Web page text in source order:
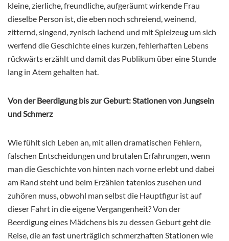
kleine, zierliche, freundliche, aufgeräumt wirkende Frau
dieselbe Person ist, die eben noch schreiend, weinend,
zitternd, singend, zynisch lachend und mit Spielzeug um sich
werfend die Geschichte eines kurzen, fehlerhaften Lebens
rückwärts erzählt und damit das Publikum über eine Stunde
lang in Atem gehalten hat.
Von der Beerdigung bis zur Geburt: Stationen von Jungsein
und Schmerz
Wie fühlt sich Leben an, mit allen dramatischen Fehlern,
falschen Entscheidungen und brutalen Erfahrungen, wenn
man die Geschichte von hinten nach vorne erlebt und dabei
am Rand steht und beim Erzählen tatenlos zusehen und
zuhören muss, obwohl man selbst die Hauptfigur ist auf
dieser Fahrt in die eigene Vergangenheit? Von der
Beerdigung eines Mädchens bis zu dessen Geburt geht die
Reise, die an fast unerträglich schmerzhaften Stationen wie